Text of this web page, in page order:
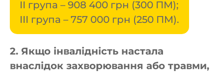
II група – 908 400 грн (300 ПМ);
III група – 757 000 грн (250 ПМ).
2. Якщо інвалідність настала
внаслідок захворювання або травми,